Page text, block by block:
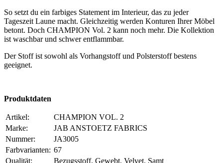
So setzt du ein farbiges Statement im Interieur, das zu jeder
Tageszeit Laune macht. Gleichzeitig werden Konturen Ihrer Möbel
betont. Doch CHAMPION Vol. 2 kann noch mehr. Die Kollektion
ist waschbar und schwer entflammbar.
Der Stoff ist sowohl als Vorhangstoff und Polsterstoff bestens
geeignet.
Produktdaten
Artikel:
CHAMPION VOL. 2
Marke:
JAB ANSTOETZ FABRICS
Nummer:
JA3005
Farbvarianten: 67
Qualität:
Bezugsstoff, Gewebt, Velvet, Samt